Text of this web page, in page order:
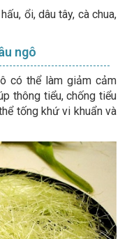
ổi, dâu tây, cà chua,
ngô
có thể làm giảm cảm
thông tiểu, chống tiểu
tống khứ vi khuẩn và